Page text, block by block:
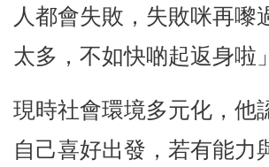
人都會失敗，失敗咪再嚟
太多，不如快啲起返身啦
現時社會環境多元化，他
自己喜好出發，若有能力